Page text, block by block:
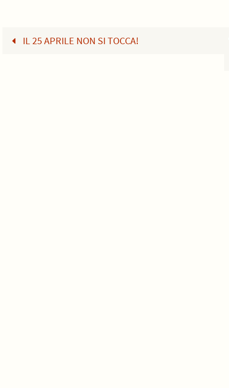
IL 25 APRILE NON SI TOCCA!